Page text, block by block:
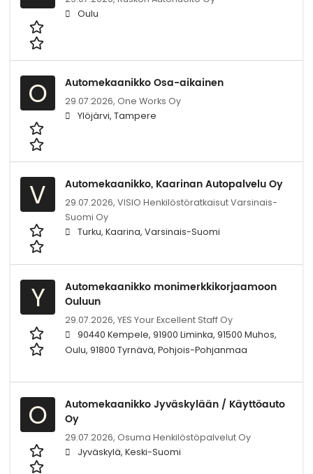
Oulu
O Automekaanikko Osa-aikainen
29.07.2026, One Works Oy
Ylöjärvi, Tampere
V Automekaanikko, Kaarinan Autopalvelu Oy
29.07.2026, VISIO Henkilöstöratkaisut Varsinais-
Suomi Oy
Turku, Kaarina, Varsinais-Suomi
Y
Automekaanikko monimerkkikorjaamoon
Ouluun
29.07.2026, YES Your Excellent Staff Oy
90440 Kempele, 91900 Liminka, 91500 Muhos,
Oulu, 91800 Tyrnävä, Pohjois-Pohjanmaa
O
Automekaanikko Jyväskylään / Käyttöauto
Oy
29.07.2026, Osuma Henkilöstöpalvelut Oy
Jyväskylä, Keski-Suomi